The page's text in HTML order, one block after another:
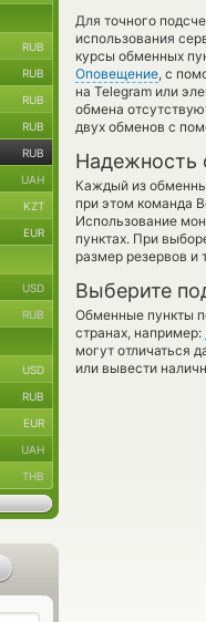
Для точного
использования
курсы обменных
Оповещение, с
на Telegram или
обмена
двух обменов с
Надежность
Каждый из
при этом команда
Использование
пунктах. При
размер резервов и
Выберите
Обменные пункты
странах, например:
могут отличаться
или вывести
RUB
RUB
RUB
RUB
RUB
UAH
KZT
EUR
USD
RUB
USD
RUB
EUR
UAH
THB